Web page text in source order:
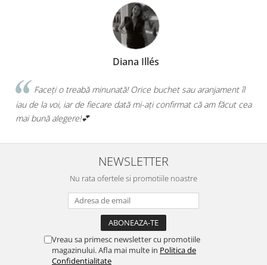
Diana Illés
Faceți o treabă minunată! Orice buchet sau aranjament îl
iau de la voi, iar de fiecare dată mi-ați confirmat că am făcut cea
mai bună alegere!💕
NEWSLETTER
Nu rata ofertele si promotiile noastre
Vreau sa primesc newsletter cu promotiile
magazinului. Afla mai multe in Politica de
Confidentialitate